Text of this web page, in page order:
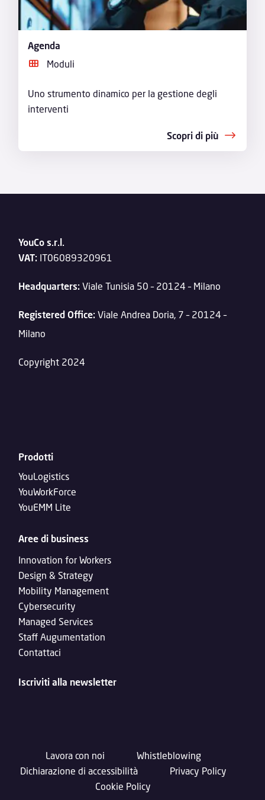
Agenda
Moduli
Uno strumento dinamico per la gestione degli
interventi
Scopri di più
YouCo s.r.l.
VAT: IT06089320961
Headquarters: Viale Tunisia 50 – 20124 – Milano
Registered Office: Viale Andrea Doria, 7 – 20124 –
Milano
Copyright 2024
Prodotti
YouLogistics
YouWorkForce
YouEMM Lite
Aree di business
Innovation for Workers
Design & Strategy
Mobility Management
Cybersecurity
Managed Services
Staff Augumentation
Contattaci
Iscriviti alla newsletter
Lavora con noi
Whistleblowing
Dichiarazione di accessibilità
Privacy Policy
Cookie Policy